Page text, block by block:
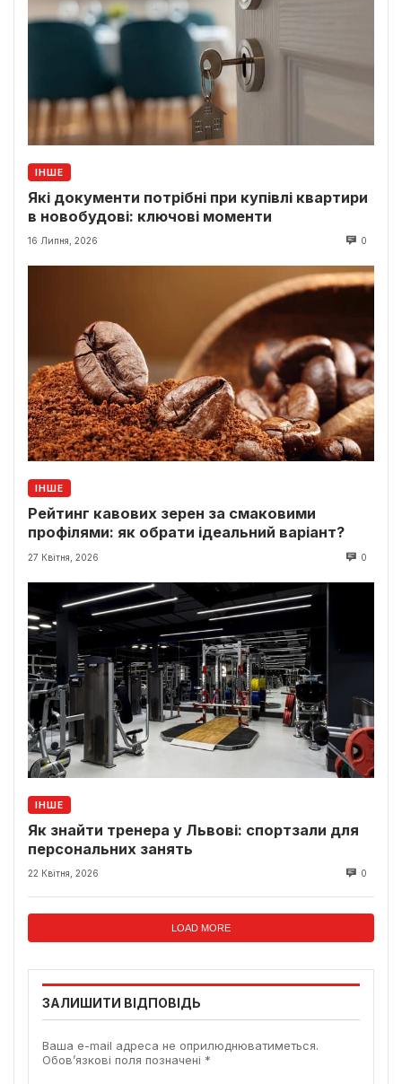
ІНШЕ
Які документи потрібні при купівлі квартири
в новобудові: ключові моменти
16 Липня, 2026 0
ІНШЕ
Рейтинг кавових зерен за смаковими
профілями: як обрати ідеальний варіант?
27 Квітня, 2026 0
ІНШЕ
Як знайти тренера у Львові: спортзали для
персональних занять
22 Квітня, 2026 0
LOAD MORE
ЗАЛИШИТИ ВІДПОВІДЬ
Ваша e-mail адреса не оприлюднюватиметься.
Обов’язкові поля позначені *